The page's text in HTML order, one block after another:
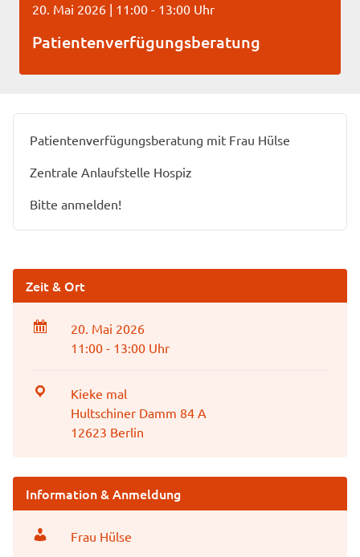
20. Mai 2026 | 11:00 - 13:00 Uhr
Patientenverfügungsberatung
Patientenverfügungsberatung mit Frau Hülse
Zentrale Anlaufstelle Hospiz
Bitte anmelden!
Zeit & Ort
20. Mai 2026
11:00 - 13:00 Uhr
Kieke mal
Hultschiner Damm 84 A
12623 Berlin
Information & Anmeldung
Frau Hülse